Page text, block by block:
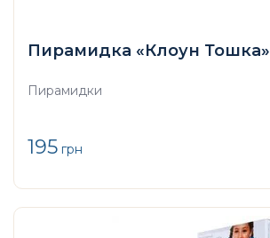
Пирамидка «Клоун Тошка»
Пирамидки
195 грн